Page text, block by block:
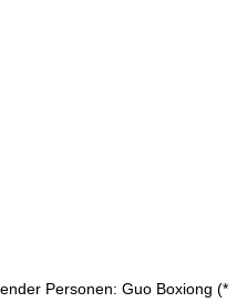
Personen: Guo Boxiong (*